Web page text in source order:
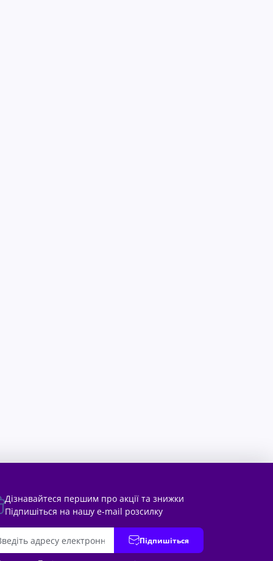
Дізнавайтеся першим про акції та знижки
Підпишіться на нашу e-mail розсилку
Підпишіться